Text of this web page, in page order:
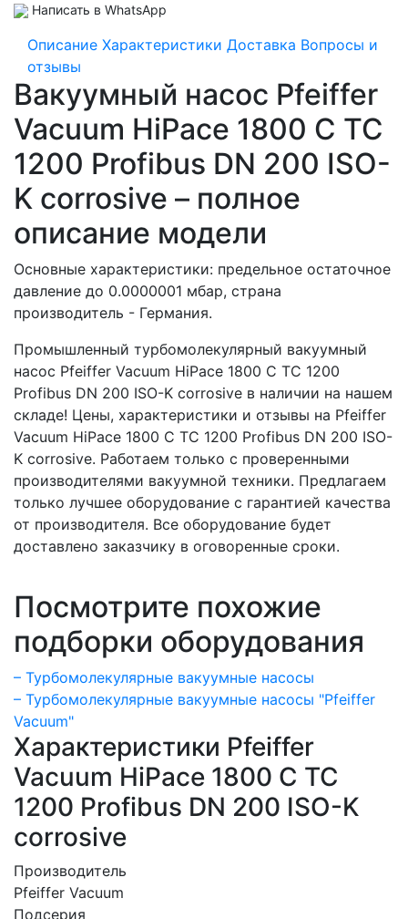
Написать в WhatsApp
Описание Характеристики Доставка Вопросы и
отзывы
Вакуумный насос Pfeiffer
Vacuum HiPace 1800 C TC
1200 Profibus DN 200 ISO-
K corrosive – полное
описание модели
Основные характеристики: предельное остаточное
давление до 0.0000001 мбар, страна
производитель - Германия.
Промышленный турбомолекулярный вакуумный
насос Pfeiffer Vacuum HiPace 1800 C TC 1200
Profibus DN 200 ISO-K corrosive в наличии на нашем
складе! Цены, характеристики и отзывы на Pfeiffer
Vacuum HiPace 1800 C TC 1200 Profibus DN 200 ISO-
K corrosive. Работаем только с проверенными
производителями вакуумной техники. Предлагаем
только лучшее оборудование с гарантией качества
от производителя. Все оборудование будет
доставлено заказчику в оговоренные сроки.
Посмотрите похожие
подборки оборудования
– Турбомолекулярные вакуумные насосы
– Турбомолекулярные вакуумные насосы "Pfeiffer
Vacuum"
Характеристики Pfeiffer
Vacuum HiPace 1800 C TC
1200 Profibus DN 200 ISO-K
corrosive
Производитель
Pfeiffer Vacuum
Подсерия